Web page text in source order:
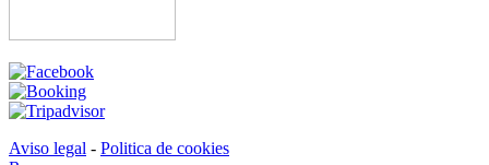
Aviso legal - Politica de cookies